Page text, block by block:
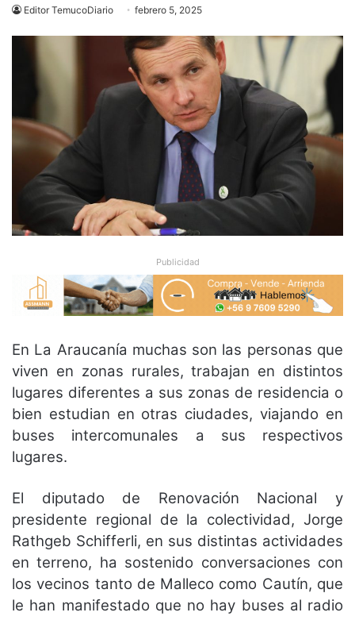
Editor TemucoDiario febrero 5, 2025
Publicidad
En La Araucanía muchas son las personas que
viven en zonas rurales, trabajan en distintos
lugares diferentes a sus zonas de residencia o
bien estudian en otras ciudades, viajando en
buses intercomunales a sus respectivos
lugares.
El diputado de Renovación Nacional y
presidente regional de la colectividad, Jorge
Rathgeb Schifferli, en sus distintas actividades
en terreno, ha sostenido conversaciones con
los vecinos tanto de Malleco como Cautín, que
le han manifestado que no hay buses al radio